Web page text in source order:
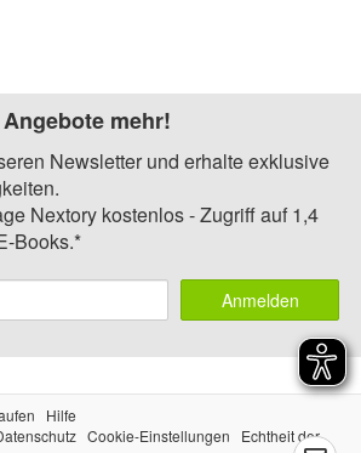
mehr!
Newsletter und erhalte exklusive
Nextory kostenlos - Zugriff auf 1,4
Books.*
Anmelden
Hilfe
Cookie-Einstellungen
Echtheit der